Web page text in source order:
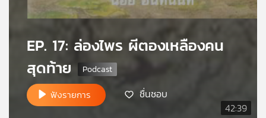
เครือ
42:39
EP. 17: ล่องไพร ผีตองเหลืองคน
สุดท้าย
ฟังรายการ ชื่นชอบ